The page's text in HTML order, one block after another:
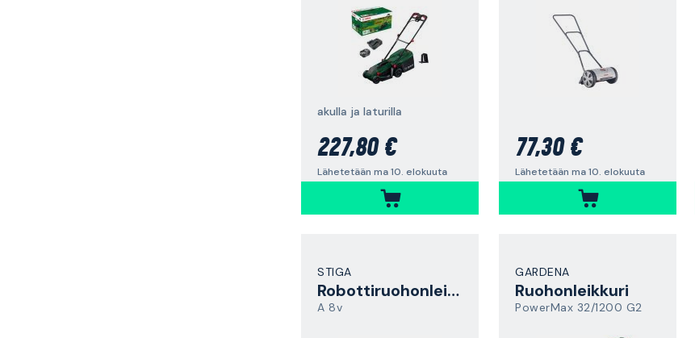
akulla ja laturilla
227,80 €
Lähetetään ma 10. elokuuta
77,30 €
Lähetetään ma 10. elokuuta
STIGA
Robottiruohonleikkuri
A 8v
GARDENA
Ruohonleikkuri
PowerMax 32/1200 G2